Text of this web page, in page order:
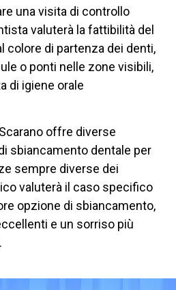
una visita di controllo
valuterà la fattibilità del
colore di partenza dei denti,
o ponti nelle zone visibili,
di igiene orale
offre diverse
sbiancamento dentale per
sempre diverse dei
valuterà il caso specifico
opzione di sbiancamento,
e un sorriso più